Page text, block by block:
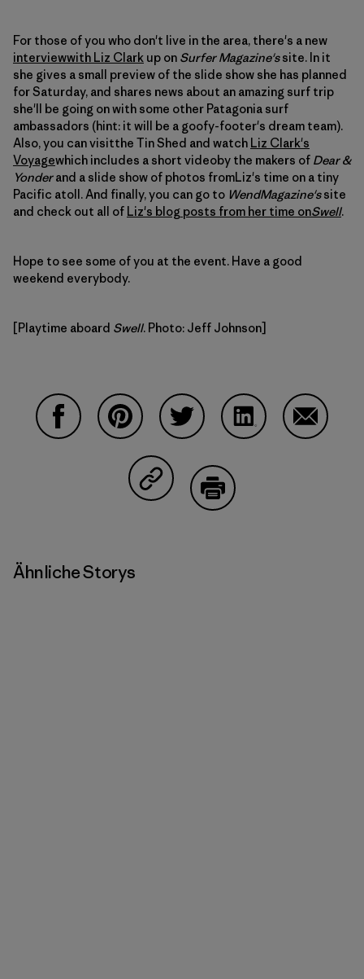
For those of you who don't live in the area, there's a new
interviewwith Liz Clark up on Surfer Magazine'ssite. In it
she gives a small preview of the slide show she has planned
for Saturday, and shares news about an amazing surf trip
she'll be going on with some other Patagonia surf
ambassadors (hint: it will be a goofy-footer's dream team).
Also, you can visitthe Tin Shed and watch Liz Clark's
Voyagewhich includes a short videoby the makers of Dear &
Yonderand a slide show of photos fromLiz's time on a tiny
Pacific atoll. And finally, you can go to WendMagazine'ssite
and check out all of Liz's blog posts from her time onSwell.
Hope to see some of you at the event. Have a good
weekend everybody.
[Playtime aboard Swell. Photo: Jeff Johnson]
Auf Copy Link teilen
Ähnliche Storys